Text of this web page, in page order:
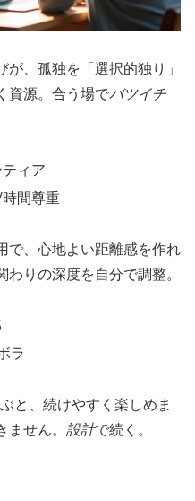
、孤独を「選択的独り」
資源。合う場でバツイチ
ィア
間尊重
で、心地よい距離感を作れ
りの深度を自分で調整。
ラ
と、続けやすく楽しめま
せん。 設計で続く。